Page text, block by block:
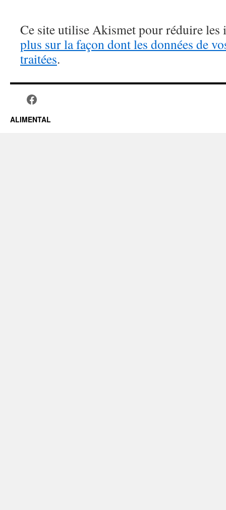
Ce site utilise Akismet pour réduire les
plus sur la façon dont les données de
traitées.
ALIMENTAL